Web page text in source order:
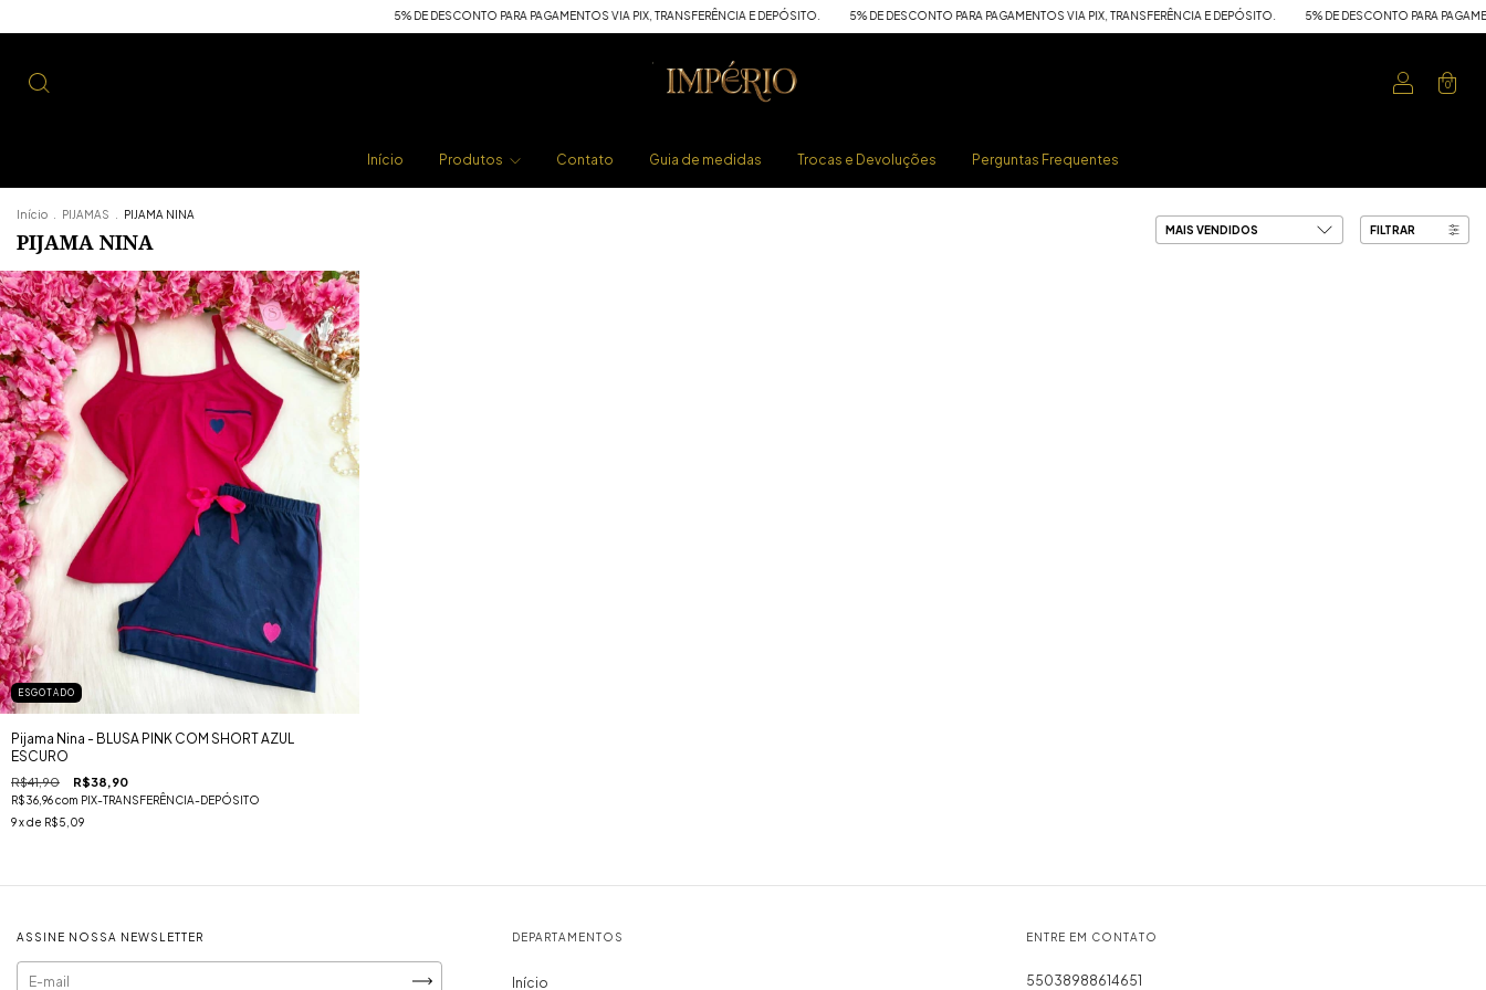
5% DE DESCONTO PARA PAGAMENTOS VIA PIX, TRANSFERÊNCIA E DEPÓSITO. 5% DE DESCONTO PARA PAGAMENTOS VIA PIX, TRANSFERÊNCIA E DEPÓSITO. 5% DE DESCONTO PARA
0
Início Produtos Contato Guia de medidas Trocas e Devoluções Perguntas Frequentes
Início PIJAMAS PIJAMA NINA
PIJAMA NINA
FILTRAR
ESGOTADO
Pijama Nina - BLUSA PINK COM SHORT AZUL
ESCURO
R$41,90 R$38,90
R$36,96com PIX-TRANSFERÊNCIA-DEPÓSITO
9x de R$5,09
ASSINE NOSSA NEWSLETTER DEPARTAMENTOS
Início
ENTRE EM CONTATO
55038988614651